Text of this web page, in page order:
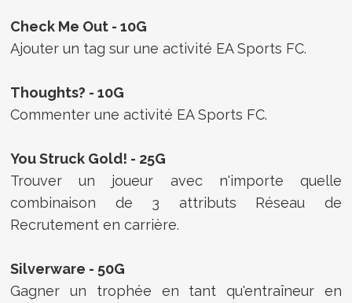
Check Me Out - 10G
Ajouter un tag sur une activité EA Sports FC.
Thoughts? - 10G
Commenter une activité EA Sports FC.
You Struck Gold! - 25G
Trouver un joueur avec n'importe quelle
combinaison de 3 attributs Réseau de
Recrutement en carrière.
Silverware - 50G
Gagner un trophée en tant qu'entraîneur en